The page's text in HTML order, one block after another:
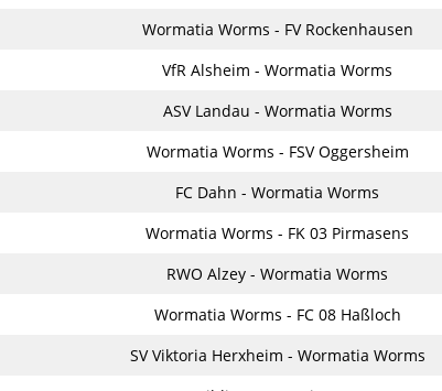
Wormatia Worms - FV Rockenhausen
VfR Alsheim - Wormatia Worms
ASV Landau - Wormatia Worms
Wormatia Worms - FSV Oggersheim
FC Dahn - Wormatia Worms
Wormatia Worms - FK 03 Pirmasens
RWO Alzey - Wormatia Worms
Wormatia Worms - FC 08 Haßloch
SV Viktoria Herxheim - Wormatia Worms